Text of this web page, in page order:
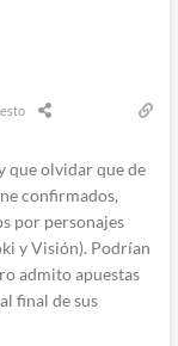
que olvidar que de
confirmados,
por personajes
y Visión). Podrían
admito apuestas
final de sus